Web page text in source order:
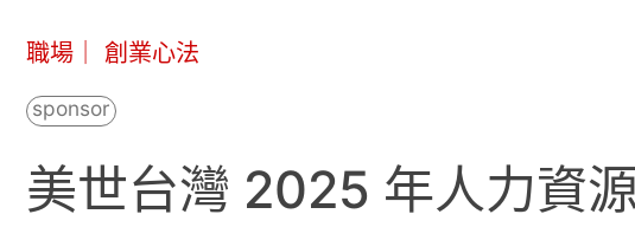
職場｜ 創業心法
美世台灣 2025 年人力資